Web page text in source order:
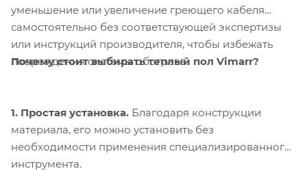
уменьшение или увеличение греющего кабеля
самостоятельно без соответствующей экспертизы
или инструкций производителя, чтобы избежать
повреждения системы обогрева.
Почему стоит выбирать теплый пол Vimarr?
1. Простая установка. Благодаря конструкции
материала, его можно установить без
необходимости применения специализированного
инструмента.